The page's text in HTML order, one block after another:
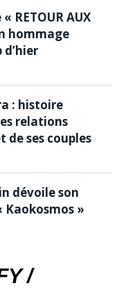
RETOUR AUX
hommage
: histoire
relations
de ses couples
dévoile son
Kaokosmos »
/